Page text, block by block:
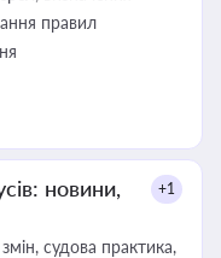
правил
новини,
+1
судова практика,